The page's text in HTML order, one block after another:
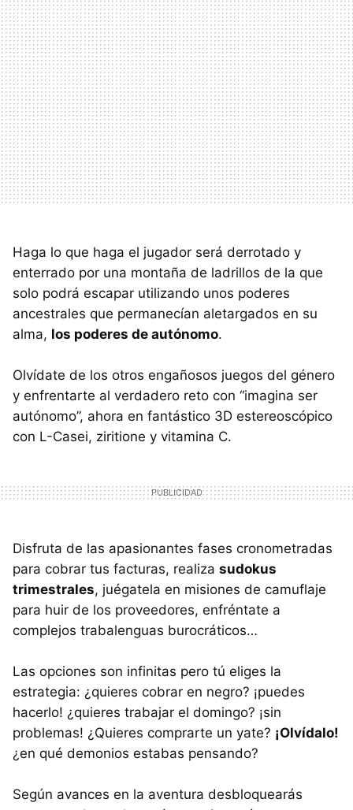
Haga lo que haga el jugador será derrotado y
enterrado por una montaña de ladrillos de la que
solo podrá escapar utilizando unos poderes
ancestrales que permanecían aletargados en su
alma, los poderes de autónomo.
Olvídate de los otros engañosos juegos del género
y enfrentarte al verdadero reto con “imagina ser
autónomo”, ahora en fantástico 3D estereoscópico
con L-Casei, ziritione y vitamina C.
Disfruta de las apasionantes fases cronometradas
para cobrar tus facturas, realiza sudokus
trimestrales, juégatela en misiones de camuflaje
para huir de los proveedores, enfréntate a
complejos trabalenguas burocráticos…
Las opciones son infinitas pero tú eliges la
estrategia: ¿quieres cobrar en negro? ¡puedes
hacerlo! ¿quieres trabajar el domingo? ¡sin
problemas! ¿Quieres comprarte un yate? ¡Olvídalo!
¿en qué demonios estabas pensando?
Según avances en la aventura desbloquearás